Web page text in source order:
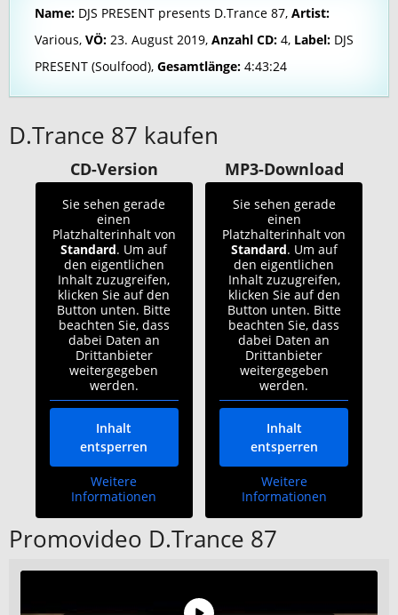
Name: DJS PRESENT presents D.Trance 87, Artist:
Various, VÖ: 23. August 2019, Anzahl CD: 4, Label: DJS
PRESENT (Soulfood), Gesamtlänge: 4:43:24
D.Trance 87 kaufen
CD-Version
Sie sehen gerade
einen
Platzhalterinhalt von
Standard. Um auf
den eigentlichen
Inhalt zuzugreifen,
klicken Sie auf den
Button unten. Bitte
beachten Sie, dass
dabei Daten an
Drittanbieter
weitergegeben
werden.
Inhalt
entsperren
Weitere
Informationen
MP3-Download
Sie sehen gerade
einen
Platzhalterinhalt von
Standard. Um auf
den eigentlichen
Inhalt zuzugreifen,
klicken Sie auf den
Button unten. Bitte
beachten Sie, dass
dabei Daten an
Drittanbieter
weitergegeben
werden.
Inhalt
entsperren
Weitere
Informationen
Promovideo D.Trance 87